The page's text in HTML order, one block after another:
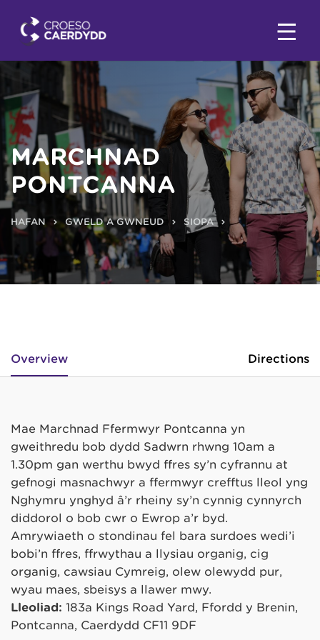
MARCHNAD
PONTCANNA
HAFAN GWELD A GWNEUD SIOPA
Overview Directions
Mae Marchnad Ffermwyr Pontcanna yn
gweithredu bob dydd Sadwrn rhwng 10am a
1.30pm gan werthu bwyd ffres sy’n cyfrannu at
gefnogi masnachwyr a ffermwyr crefftus lleol yng
Nghymru ynghyd â’r rheiny sy’n cynnig cynnyrch
diddorol o bob cwr o Ewrop a’r byd.
Amrywiaeth o stondinau fel bara surdoes wedi’i
bobi’n ffres, ffrwythau a llysiau organig, cig
organig, cawsiau Cymreig, olew olewydd pur,
wyau maes, sbeisys a llawer mwy.
Lleoliad: 183a Kings Road Yard, Ffordd y Brenin,
Pontcanna, Caerdydd CF11 9DF